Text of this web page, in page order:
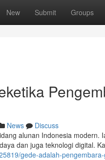
New Submit Groups
News
Discuss
alunan Indonesia
dan juga teknologi digital.
gede-adalah-